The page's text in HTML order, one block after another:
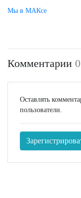
Мы в МАКсе
Комментарии 0
Оставлять
пользователи.